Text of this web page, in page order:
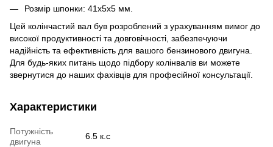
Розмір шпонки: 41х5х5 мм.
Цей колінчастий вал був розроблений з урахуванням вимог до
високої продуктивності та довговічності, забезпечуючи
надійність та ефективність для вашого бензинового двигуна.
Для будь-яких питань щодо підбору колінвалів ви можете
звернутися до наших фахівців для професійної консультації.
Характеристики
Потужність
двигуна
6.5 к.с